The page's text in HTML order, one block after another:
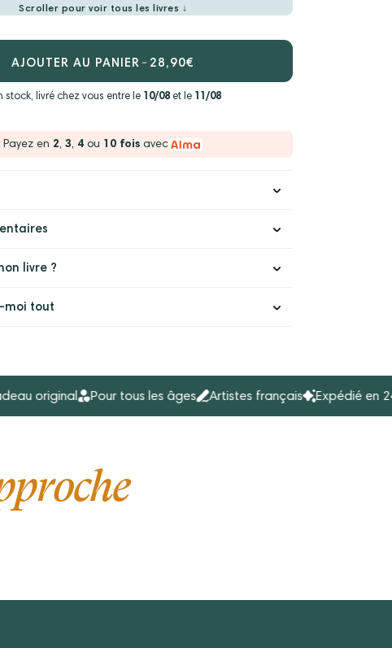
dis-moi tout
Ajouter
d’un lien unique Ajouter
chéri, dis-moi tout
amour, raconté à deux
Scroller pour voir tous les livres ↓
AJOUTER AU PANIER - 28,90€
stock, livré chez vous entre le 10/08et le 11/08
Payez en 2,3, 4 ou 10 fois avec
livre ?
moi tout
Pour tous les âges Artistes français Expédié en 24H